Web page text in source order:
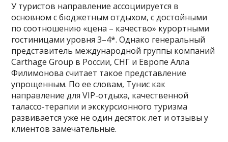
У туристов направление ассоциируется в
основном с бюджетным отдыхом, с достойными
по соотношению «цена – качество» курортными
гостиницами уровня 3–4*. Однако генеральный
представитель международной группы компаний
Carthage Group в России, СНГ и Европе Алла
Филимонова считает такое представление
упрощенным. По ее словам, Тунис как
направление для VIP-отдыха, качественной
талассо-терапии и экскурсионного туризма
развивается уже не один десяток лет и отзывы у
клиентов замечательные.